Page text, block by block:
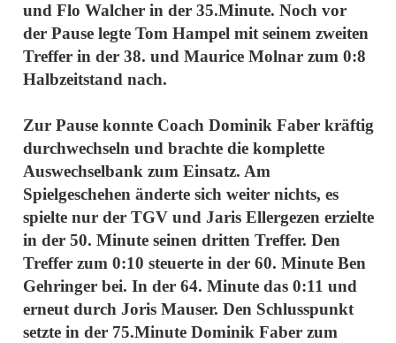
und Flo Walcher in der 35.Minute. Noch vor
der Pause legte Tom Hampel mit seinem zweiten
Treffer in der 38. und Maurice Molnar zum 0:8
Halbzeitstand nach.
Zur Pause konnte Coach Dominik Faber kräftig
durchwechseln und brachte die komplette
Auswechselbank zum Einsatz. Am
Spielgeschehen änderte sich weiter nichts, es
spielte nur der TGV und Jaris Ellergezen erzielte
in der 50. Minute seinen dritten Treffer. Den
Treffer zum 0:10 steuerte in der 60. Minute Ben
Gehringer bei. In der 64. Minute das 0:11 und
erneut durch Joris Mauser. Den Schlusspunkt
setzte in der 75.Minute Dominik Faber zum